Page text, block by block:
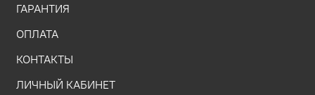
ГАРАНТИЯ
ОПЛАТА
КОНТАКТЫ
ЛИЧНЫЙ КАБИНЕТ